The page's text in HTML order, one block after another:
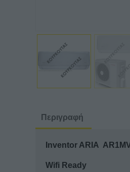
Περιγραφή
Inventor ARIA
Wifi Ready